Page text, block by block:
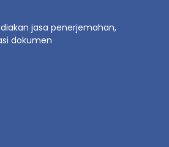
jasa penerjemahan,
dokumen